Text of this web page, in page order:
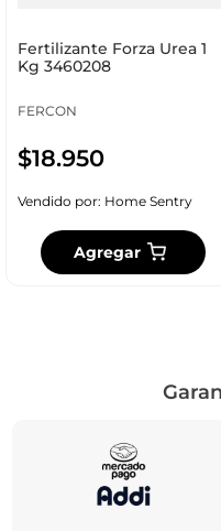
Fertilizante Forza Urea 1
Kg 3460208
FERCON
$18.950
Vendido por: Home Sentry
Agregar